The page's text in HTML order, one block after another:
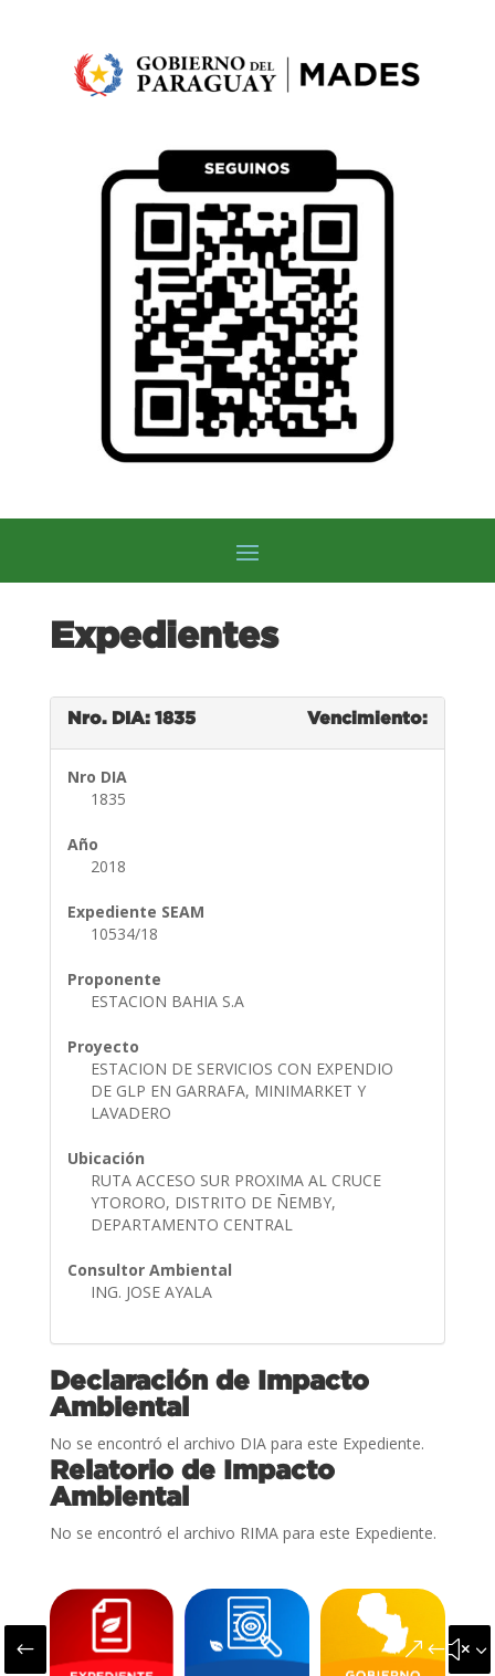
Expedientes
Nro. DIA: 1835 Vencimiento:
Nro DIA
1835
Año
2018
Expediente SEAM
10534/18
Proponente
ESTACION BAHIA S.A
Proyecto
ESTACION DE SERVICIOS CON EXPENDIO
DE GLP EN GARRAFA, MINIMARKET Y
LAVADERO
Ubicación
RUTA ACCESO SUR PROXIMA AL CRUCE
YTORORO, DISTRITO DE ÑEMBY,
DEPARTAMENTO CENTRAL
Consultor Ambiental
ING. JOSE AYALA
Declaración de Impacto
Ambiental
No se encontró el archivo DIA para este Expediente.
Relatorio de Impacto
Ambiental
No se encontró el archivo RIMA para este Expediente.
#